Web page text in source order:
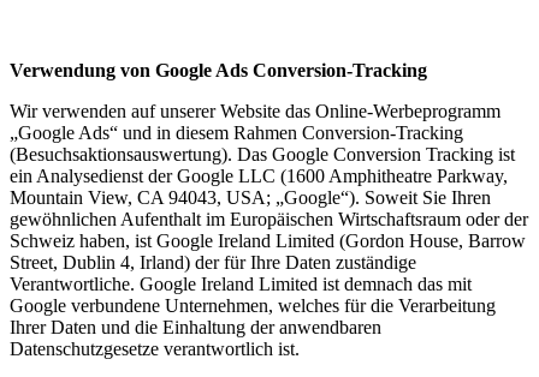
Verwendung von Google Ads Conversion-Tracking
Wir verwenden auf unserer Website das Online-Werbeprogramm
„Google Ads“ und in diesem Rahmen Conversion-Tracking
(Besuchsaktionsauswertung). Das Google Conversion Tracking ist
ein Analysedienst der Google LLC (1600 Amphitheatre Parkway,
Mountain View, CA 94043, USA; „Google“). Soweit Sie Ihren
gewöhnlichen Aufenthalt im Europäischen Wirtschaftsraum oder der
Schweiz haben, ist Google Ireland Limited (Gordon House, Barrow
Street, Dublin 4, Irland) der für Ihre Daten zuständige
Verantwortliche. Google Ireland Limited ist demnach das mit
Google verbundene Unternehmen, welches für die Verarbeitung
Ihrer Daten und die Einhaltung der anwendbaren
Datenschutzgesetze verantwortlich ist.